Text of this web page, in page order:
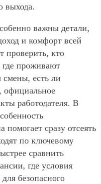
выхода.
важны детали,
и комфорт всей
проверить, кто
где проживают
смены, есть ли
официальное
работодателя. В
помогает сразу отсеять
по ключевому
сравнить
где условия
безопасного